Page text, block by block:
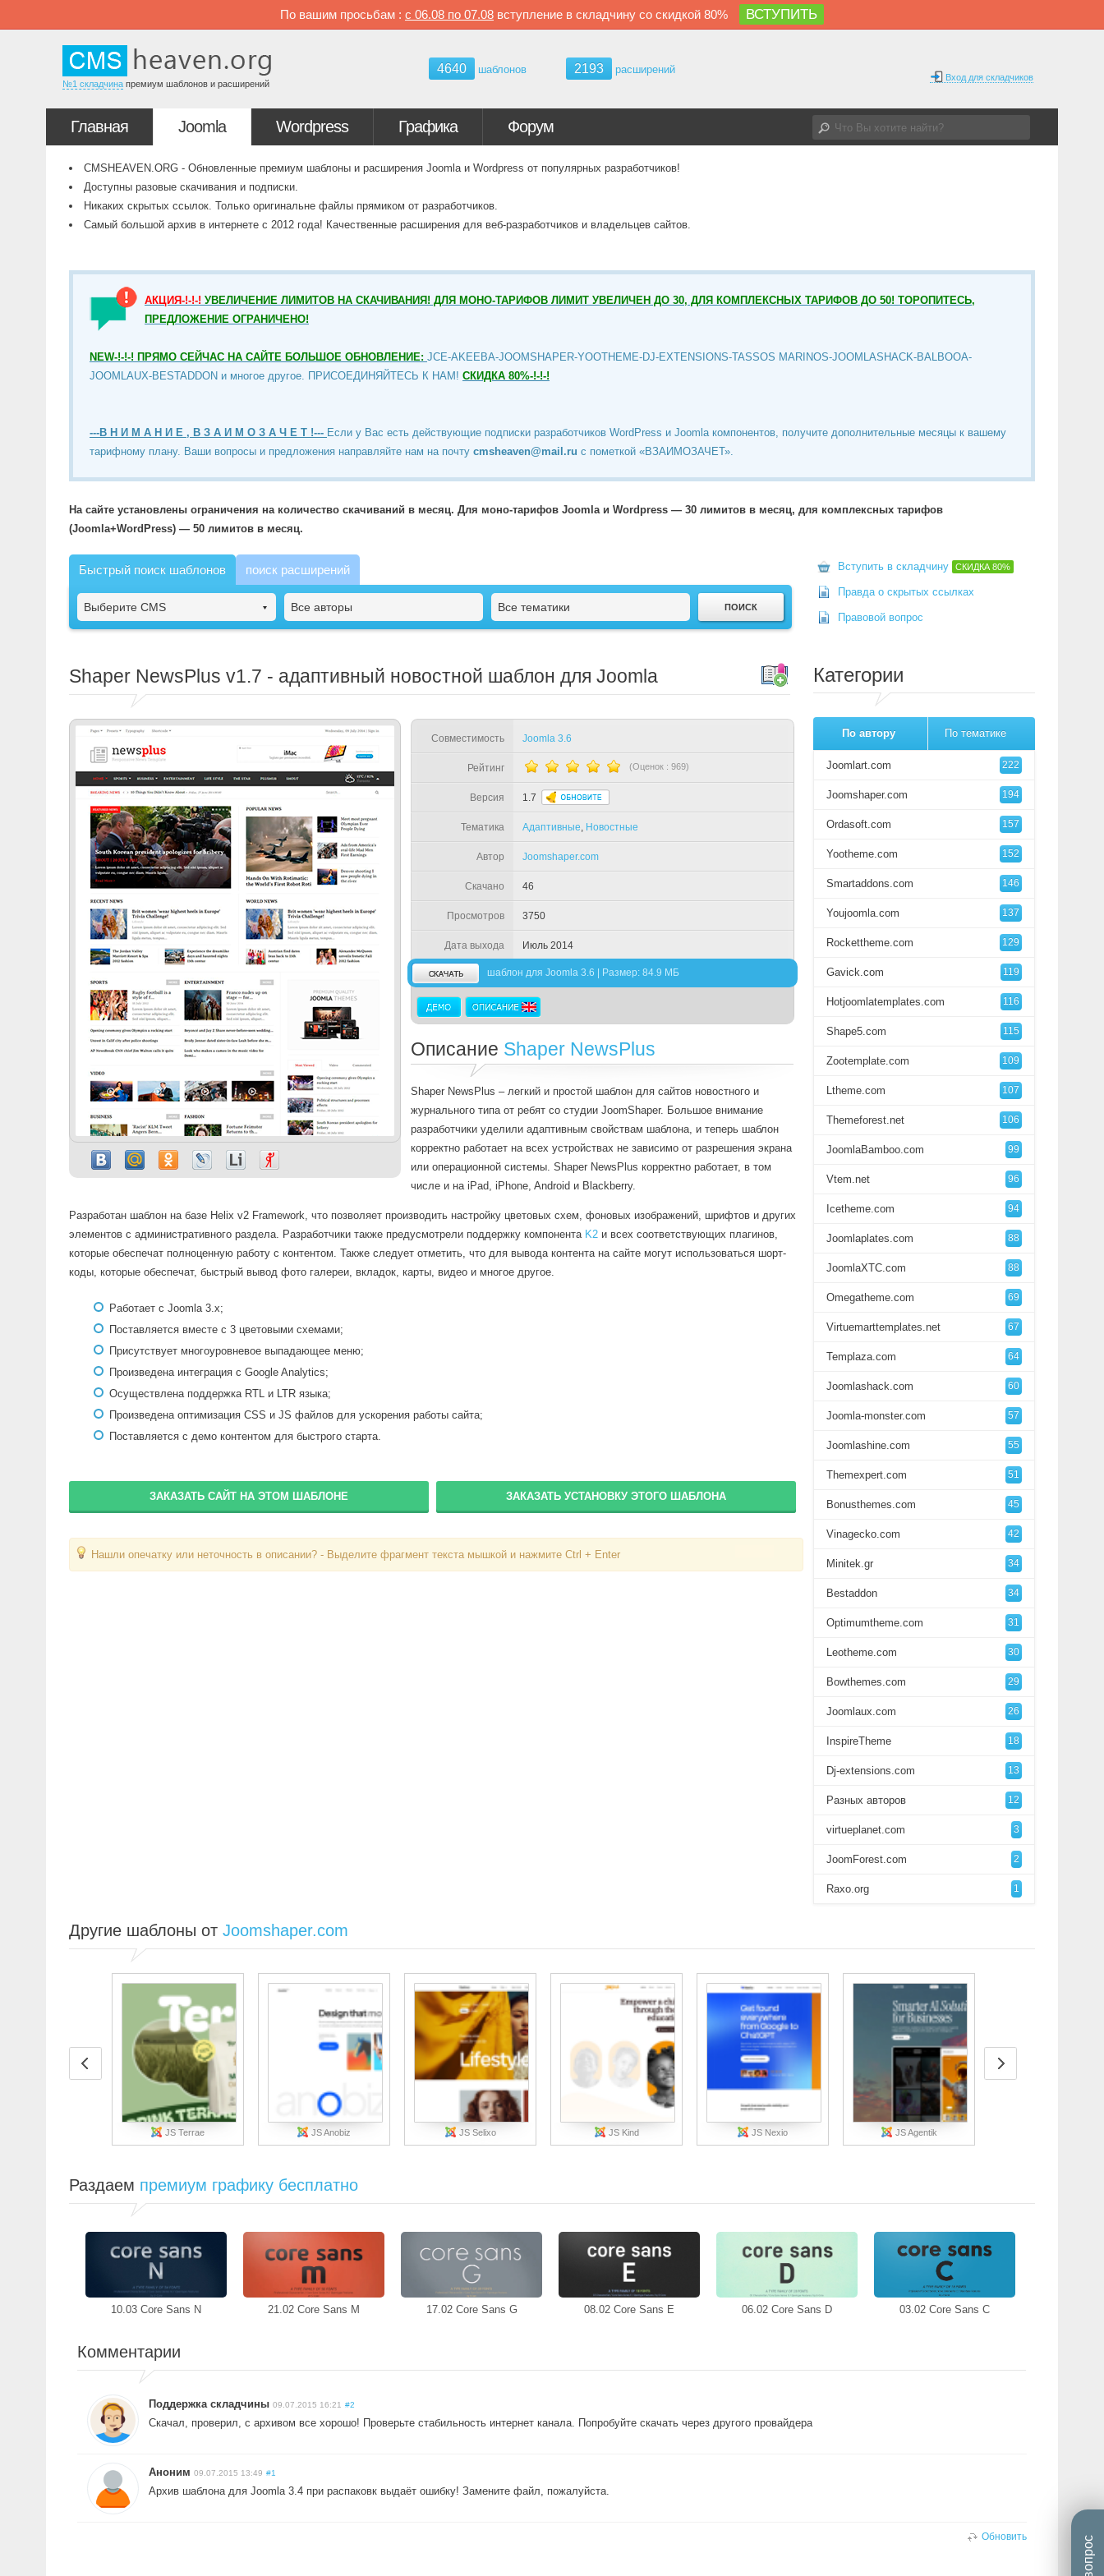
По вашим просьбам : с 06.08 по 07.08 вступление в складчину со скидкой 80% ВСТУПИТЬ
№1 складчина премиум шаблонов и расширений
4640 шаблонов 2193 расширений
Вход для складчиков
Главная Joomla Wordpress Графика Форум
CMSHEAVEN.ORG - Обновленные премиум шаблоны и расширения Joomla и Wordpress от популярных разработчиков!
Доступны разовые скачивания и подписки.
Никаких скрытых ссылок. Только оригинальне файлы прямиком от разработчиков.
Самый большой архив в интернете с 2012 года! Качественные расширения для веб-разработчиков и владельцев сайтов.
АКЦИЯ-!-!-! УВЕЛИЧЕНИЕ ЛИМИТОВ НА СКАЧИВАНИЯ! ДЛЯ МОНО-ТАРИФОВ ЛИМИТ УВЕЛИЧЕН ДО 30, ДЛЯ КОМПЛЕКСНЫХ ТАРИФОВ ДО 50! ТОРОПИТЕСЬ,
ПРЕДЛОЖЕНИЕ ОГРАНИЧЕНО!
NEW-!-!-! ПРЯМО СЕЙЧАС НА САЙТЕ БОЛЬШОЕ ОБНОВЛЕНИЕ: JCE-AKEEBA-JOOMSHAPER-YOOTHEME-DJ-EXTENSIONS-TASSOS MARINOS-JOOMLASHACK-BALBOOA-
JOOMLAUX-BESTADDON и многое другое. ПРИСОЕДИНЯЙТЕСЬ К НАМ! СКИДКА 80%-!-!-!
---В Н И М А Н И Е , В З А И М О З А Ч Е Т !--- Если у Вас есть действующие подписки разработчиков WordPress и Joomla компонентов, получите дополнительные месяцы к вашему
тарифному плану. Ваши вопросы и предложения направляйте нам на почту cmsheaven@mail.ru c пометкой «ВЗАИМОЗАЧЕТ».
На сайте установлены ограничения на количество скачиваний в месяц. Для моно-тарифов Joomla и Wordpress — 30 лимитов в месяц, для комплексных тарифов
(Joomla+WordPress) — 50 лимитов в месяц.
Быстрый поиск шаблонов поиск расширений
Выберите CMS Все авторы Все тематики
Shaper NewsPlus v1.7 - адаптивный новостной шаблон для Joomla
Совместимость Joomla 3.6
Рейтинг (Оценок : 969)
Версия 1.7
Тематика Адаптивные, Новостные
Автор Joomshaper.com
Скачано 46
Просмотров 3750
Дата выхода Июль 2014
шаблон для Joomla 3.6 | Размер: 84.9 МБ
Описание Shaper NewsPlus
Shaper NewsPlus – легкий и простой шаблон для сайтов новостного и
журнального типа от ребят со студии JoomShaper. Большое внимание
разработчики уделили адаптивным свойствам шаблона, и теперь шаблон
корректно работает на всех устройствах не зависимо от разрешения экрана
или операционной системы. Shaper NewsPlus корректно работает, в том
числе и на iPad, iPhone, Android и Blackberry.
Разработан шаблон на базе Helix v2 Framework, что позволяет производить настройку цветовых схем, фоновых изображений, шрифтов и других
элементов с административного раздела. Разработчики также предусмотрели поддержку компонента K2 и всех соответствующих плагинов,
которые обеспечат полноценную работу с контентом. Также следует отметить, что для вывода контента на сайте могут использоваться шорт-
коды, которые обеспечат, быстрый вывод фото галереи, вкладок, карты, видео и многое другое.
Работает с Joomla 3.x;
Поставляется вместе с 3 цветовыми схемами;
Присутствует многоуровневое выпадающее меню;
Произведена интеграция с Google Analytics;
Осуществлена поддержка RTL и LTR языка;
Произведена оптимизация CSS и JS файлов для ускорения работы сайта;
Поставляется с демо контентом для быстрого старта.
ЗАКАЗАТЬ САЙТ НА ЭТОМ ШАБЛОНЕ ЗАКАЗАТЬ УСТАНОВКУ ЭТОГО ШАБЛОНА
Нашли опечатку или неточность в описании? - Выделите фрагмент текста мышкой и нажмите Ctrl + Enter
Вступить в складчину СКИДКА 80%
Правда о скрытых ссылках
Правовой вопрос
Категории
По автору По тематике
Joomlart.com 222
Joomshaper.com 194
Ordasoft.com 157
Yootheme.com 152
Smartaddons.com 146
Youjoomla.com 137
Rockettheme.com 129
Gavick.com 119
Hotjoomlatemplates.com 116
Shape5.com 115
Zootemplate.com 109
Ltheme.com 107
Themeforest.net 106
JoomlaBamboo.com 99
Vtem.net 96
Icetheme.com 94
Joomlaplates.com 88
JoomlaXTC.com 88
Omegatheme.com 69
Virtuemarttemplates.net 67
Templaza.com 64
Joomlashack.com 60
Joomla-monster.com 57
Joomlashine.com 55
Themexpert.com 51
Bonusthemes.com 45
Vinagecko.com 42
Minitek.gr 34
Bestaddon 34
Optimumtheme.com 31
Leotheme.com 30
Bowthemes.com 29
Joomlaux.com 26
InspireTheme 18
Dj-extensions.com 13
Разных авторов 12
virtueplanet.com 3
JoomForest.com 2
Raxo.org 1
Другие шаблоны от Joomshaper.com
JS Terrae JS Anobiz JS Selixo JS Kind JS Nexio JS Agentik
Раздаем премиум графику бесплатно
10.03 Core Sans N 21.02 Core Sans M 17.02 Core Sans G 08.02 Core Sans E 06.02 Core Sans D 03.02 Core Sans C
Комментарии
Поддержка складчины 09.07.2015 16:21 #2
Скачал, проверил, с архивом все хорошо! Проверьте стабильность интернет канала. Попробуйте скачать через другого провайдера
Аноним 09.07.2015 13:49 #1
Архив шаблона для Joomla 3.4 при распаковк выдаёт ошибку! Замените файл, пожалуйста.
Обновить
Вход